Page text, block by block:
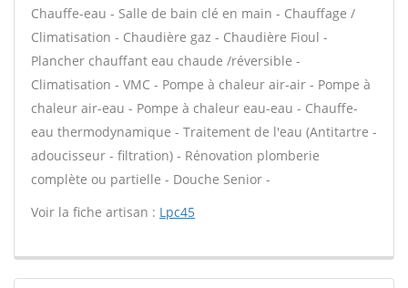
Chauffe-eau - Salle de bain clé en main - Chauffage /
Climatisation - Chaudière gaz - Chaudière Fioul -
Plancher chauffant eau chaude /réversible -
Climatisation - VMC - Pompe à chaleur air-air - Pompe à
chaleur air-eau - Pompe à chaleur eau-eau - Chauffe-
eau thermodynamique - Traitement de l'eau (Antitartre -
adoucisseur - filtration) - Rénovation plomberie
complète ou partielle - Douche Senior -
Voir la fiche artisan : Lpc45